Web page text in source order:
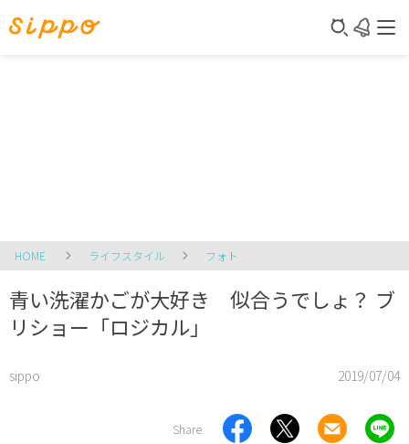
HOME ライフスタイル フォト
青い洗濯かごが大好き 似合うでしょ？ ブ
リショー「ロジカル」
sippo 2019/07/04
Share